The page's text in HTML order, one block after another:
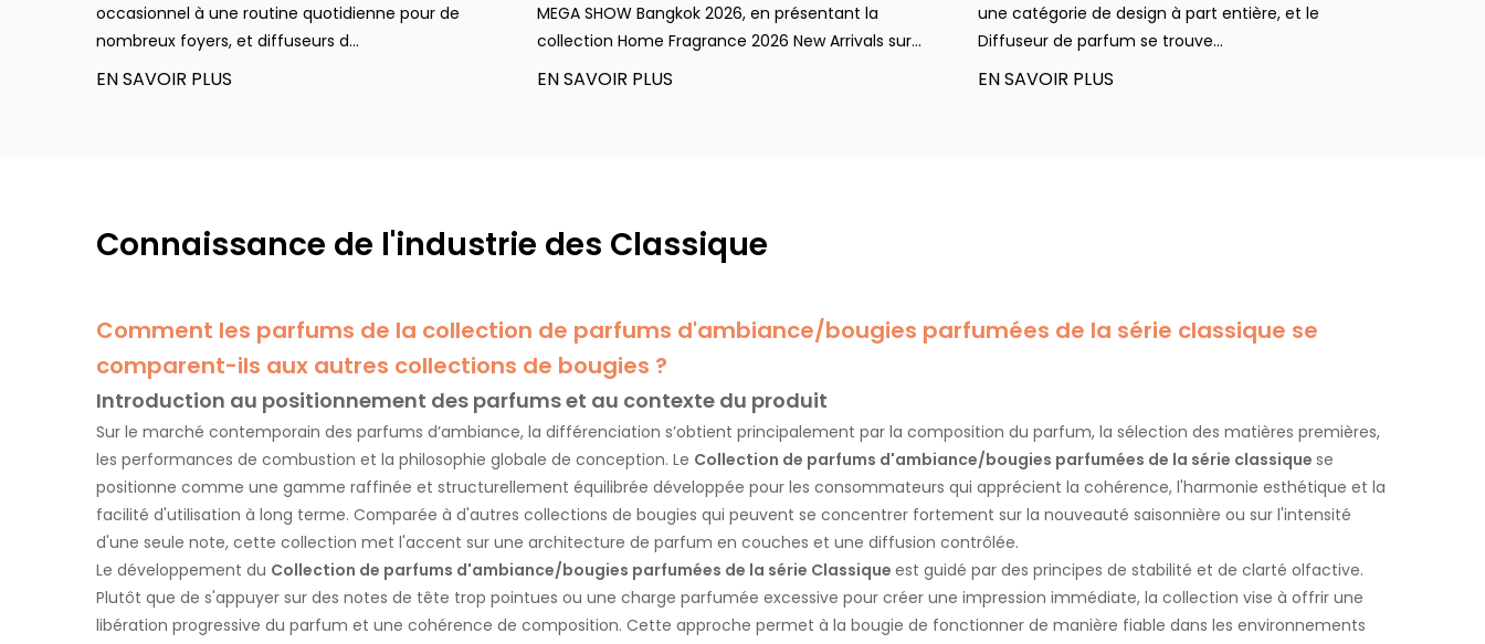
Série de pierre
occasionnel à une routine quotidienne pour de
nombreux foyers, et diffuseurs d...
EN SAVOIR PLUS
MEGA SHOW Bangkok 2026, en présentant la
collection Home Fragrance 2026 New Arrivals sur...
EN SAVOIR PLUS
une catégorie de design à part entière, et le
Diffuseur de parfum se trouve...
EN SAVOIR PLUS
Connaissance de l'industrie des Classique
Comment les parfums de la collection de parfums d'ambiance/bougies parfumées de la série classique se
comparent-ils aux autres collections de bougies ?
Introduction au positionnement des parfums et au contexte du produit
Sur le marché contemporain des parfums d’ambiance, la différenciation s’obtient principalement par la composition du parfum, la sélection des matières premières,
les performances de combustion et la philosophie globale de conception. Le Collection de parfums d'ambiance/bougies parfumées de la série classique se
positionne comme une gamme raffinée et structurellement équilibrée développée pour les consommateurs qui apprécient la cohérence, l'harmonie esthétique et la
facilité d'utilisation à long terme. Comparée à d'autres collections de bougies qui peuvent se concentrer fortement sur la nouveauté saisonnière ou sur l'intensité
d'une seule note, cette collection met l'accent sur une architecture de parfum en couches et une diffusion contrôlée.
Le développement du Collection de parfums d'ambiance/bougies parfumées de la série Classique est guidé par des principes de stabilité et de clarté olfactive.
Plutôt que de s'appuyer sur des notes de tête trop pointues ou une charge parfumée excessive pour créer une impression immédiate, la collection vise à offrir une
libération progressive du parfum et une cohérence de composition. Cette approche permet à la bougie de fonctionner de manière fiable dans les environnements